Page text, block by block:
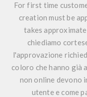
For first time
creation must be
takes
chiediamo
l'approvazione
coloro che hanno già
non online devono
utente e come